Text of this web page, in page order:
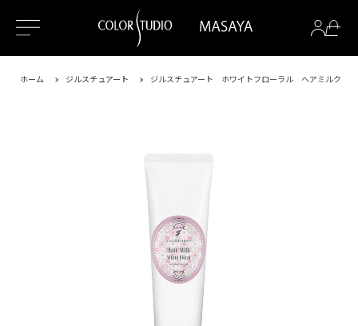
ホーム ジルスチュアート ジルスチュアート ホワイトフローラル ヘアミルク